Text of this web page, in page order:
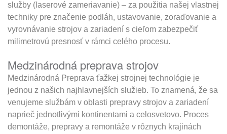
služby (laserové zameriavanie) – za použitia našej vlastnej
techniky pre značenie podláh, ustavovanie, zoraďovanie a
vyrovnávanie strojov a zariadení s cieľom zabezpečiť
milimetrovú presnosť v rámci celého procesu.
Medzinárodná preprava strojov
Medzinárodná Preprava ťažkej strojnej technológie je
jednou z našich najhlavnejších služieb. To znamená, že sa
venujeme službám v oblasti prepravy strojov a zariadení
naprieč jednotlivými kontinentami a celosvetovo. Proces
demontáže, prepravy a remontáže v rôznych krajinách